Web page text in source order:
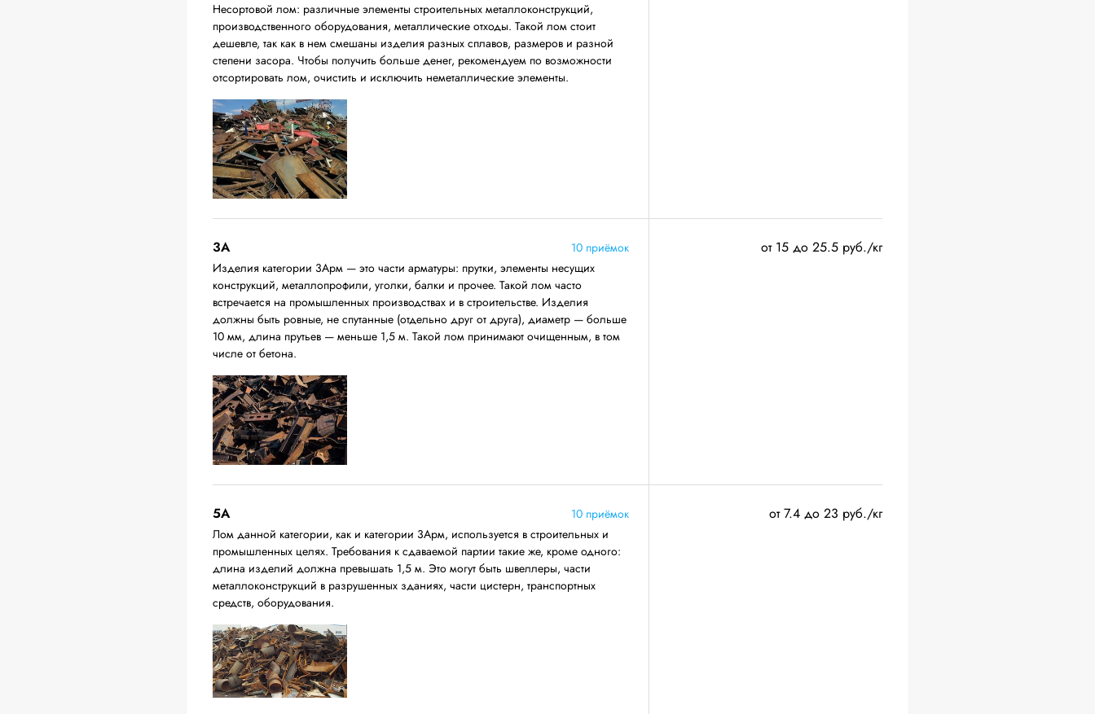
Несортовой лом: различные элементы строительных металлоконструкций,
производственного оборудования, металлические отходы. Такой лом стоит
дешевле, так как в нем смешаны изделия разных сплавов, размеров и разной
степени засора. Чтобы получить больше денег, рекомендуем по возможности
отсортировать лом, очистить и исключить неметаллические элементы.
3А
10 приёмок
Изделия категории 3Арм — это части арматуры: прутки, элементы несущих
конструкций, металлопрофили, уголки, балки и прочее. Такой лом часто
встречается на промышленных производствах и в строительстве. Изделия
должны быть ровные, не спутанные (отдельно друг от друга), диаметр — больше
10 мм, длина прутьев — меньше 1,5 м. Такой лом принимают очищенным, в том
числе от бетона.
от 15 до 25.5 руб./кг
5А
10 приёмок
Лом данной категории, как и категории 3Арм, используется в строительных и
промышленных целях. Требования к сдаваемой партии такие же, кроме одного:
длина изделий должна превышать 1,5 м. Это могут быть швеллеры, части
металлоконструкций в разрушенных зданиях, части цистерн, транспортных
средств, оборудования.
от 7.4 до 23 руб./кг